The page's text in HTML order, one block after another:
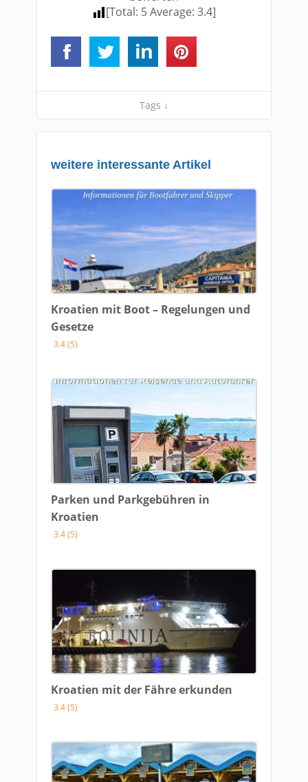
[Total: 5Average: 3.4]
Tags ↓
weitere interessante Artikel
Kroatien mit Boot – Regelungen und
Gesetze
3.4 (5)
Parken und Parkgebühren in
Kroatien
3.4 (5)
Kroatien mit der Fähre erkunden
3.4 (5)